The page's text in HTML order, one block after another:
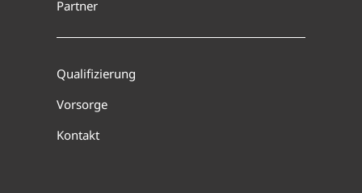
Partner
Qualifizierung
Vorsorge
Kontakt